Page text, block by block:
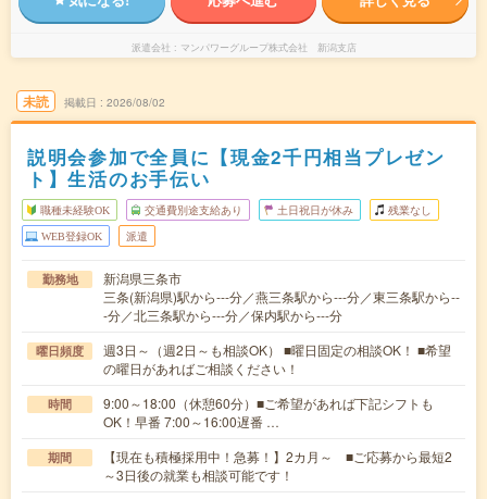
派遣会社 マンパワーグループ株式会社 新潟支店
未読 掲載日 2026/08/02
説明会参加で全員に【現金2千円相当プレゼン
ト】生活のお手伝い
職種未経験OK 交通費別途支給あり 土日祝日が休み 残業なし
WEB登録OK 派遣
勤務地
新潟県三条市
三条(新潟県)駅から---分／燕三条駅から---分／東三条駅から--
-分／北三条駅から---分／保内駅から---分
曜日頻度
週3日～（週2日～も相談OK） ■曜日固定の相談OK！ ■希望
の曜日があればご相談ください！
時間
9:00～18:00（休憩60分）■ご希望があれば下記シフトも
OK！早番 7:00～16:00遅番 …
期間
【現在も積極採用中！急募！】2カ月～ ■ご応募から最短2
～3日後の就業も相談可能です！